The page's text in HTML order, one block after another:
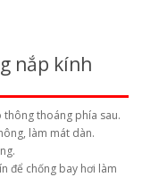
nắp kính
thoáng phía sau.
làm mát dàn.
để chống bay hơi làm